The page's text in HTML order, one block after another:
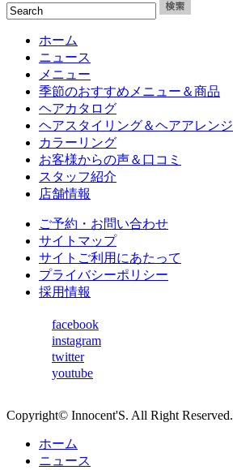
ホーム
ニュース
メニュー
季節のおすすめメニュー＆商品
ヘアカタログ
ヘアスタイリング＆ヘアアレンジ
カラーリング
お客様からの声＆口コミ
スタッフ紹介
店舗情報
ご予約・お問い合わせ
サイトマップ
サイトご利用にあたって
プライバシーポリシー
採用情報
facebook
instagram
twitter
youtube
Copyright© Innocent'S. All Right Reserved.
ホーム
ニュース